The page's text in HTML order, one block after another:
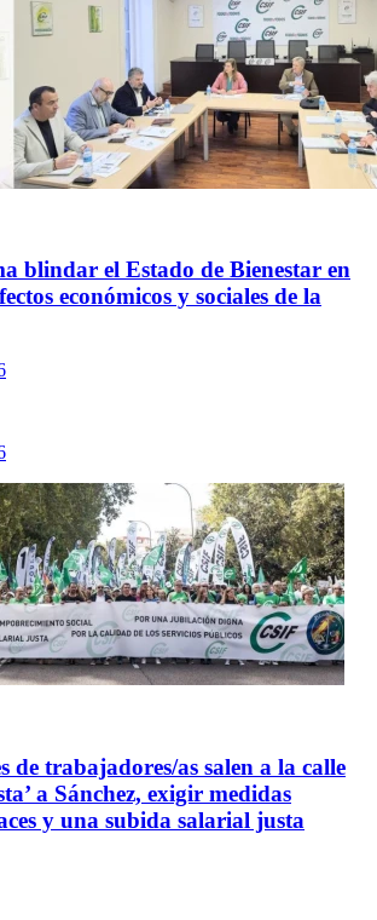
blindar el Estado de Bienestar en
económicos y sociales de la
de trabajadores/as salen a la calle
a Sánchez, exigir medidas
y una subida salarial justa